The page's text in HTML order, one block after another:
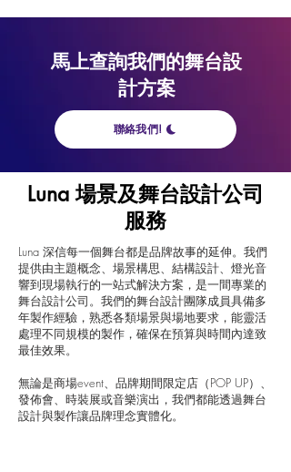
馬上查詢我們的舞台設
計方案
聯絡我們!
Luna 場景及舞台設計公司
服務
Luna 深信每一個舞台都是品牌故事的延伸。我們
提供由主題概念、場景構思、結構設計、燈光音
響到現場執行的一站式解決方案，是一間專業的
舞台設計公司。我們的舞台設計團隊成員具備多
年製作經驗，熟悉各類場景與場地要求，能靈活
處理不同規模的製作，確保在預算與時間內達致
最佳效果。
無論是商場event、品牌期間限定店（POP UP）、
發佈會、時裝展或音樂演出，我們都能透過舞台
設計與製作讓品牌理念實體化。